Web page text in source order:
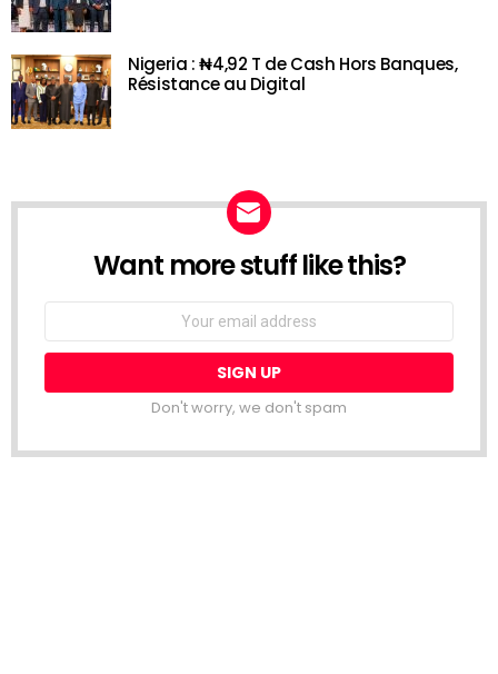
Nigeria : ₦4,92 T de Cash Hors Banques,
Résistance au Digital
NEWSLETTER
Want more stuff like this?
Email
Don't worry, we don't spam